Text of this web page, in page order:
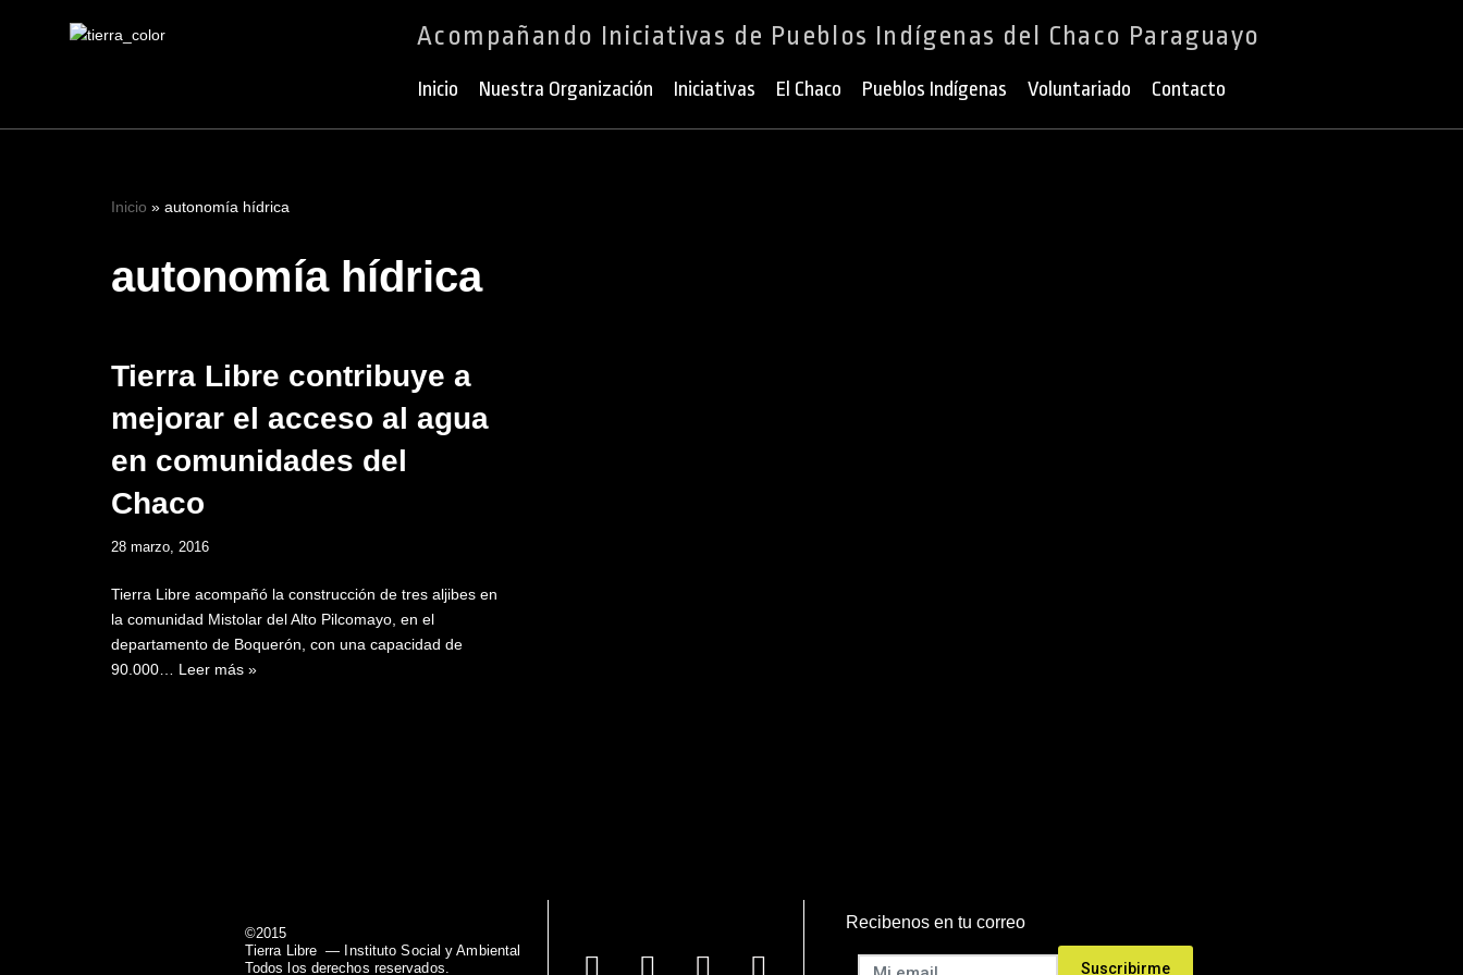
Acompañando Iniciativas de Pueblos Indígenas del Chaco Paraguayo
Inicio Nuestra Organización Iniciativas El Chaco Pueblos Indígenas Voluntariado Contacto
Inicio » autonomía hídrica
autonomía hídrica
Tierra Libre contribuye a
mejorar el acceso al agua
en comunidades del
Chaco
28 marzo, 2016
Tierra Libre acompañó la construcción de tres aljibes en
la comunidad Mistolar del Alto Pilcomayo, en el
departamento de Boquerón, con una capacidad de
90.000… Leer más »
©2015
Tierra Libre— Instituto Social y Ambiental
Todos los derechos reservados.
Recibenos en tu correo